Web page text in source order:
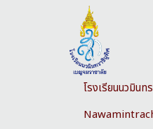
Skip to main content
โรงเรียนนวมินท